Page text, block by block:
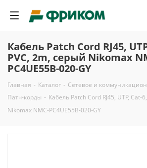
Кабель Patch Cord RJ45,
PVC, 2m, серый Nikomax
PC4UE55B-020-GY
Главная - Каталог - Сетевое и
Патч-корды - Кабель Patch Cord RJ45, UTP, Cat-
Nikomax NMC-PC4UE55B-020-GY